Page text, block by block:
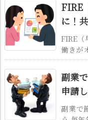
FIRE
に！
FIRE（
働きが
副業
申請
副業で